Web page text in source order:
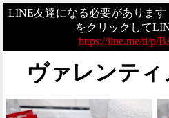
LINE友達になる必要がありま
をクリックして
https://line.me/ti/p/
ヴァレンテ